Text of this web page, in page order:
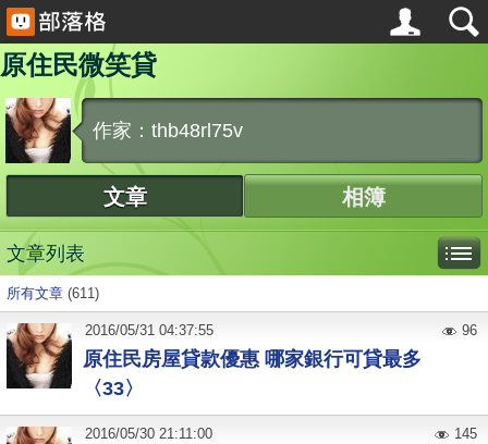
原住民微笑貸
作家：thb48rl75v
文章 相簿
文章列表
所有文章 (611)
原住民房屋貸款優惠 哪家銀行可貸最多
〈33〉
2016/05/31 04:37:55 96
2016/05/30 21:11:00 145